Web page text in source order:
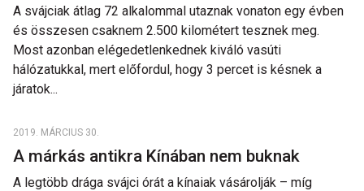
A svájciak átlag 72 alkalommal utaznak vonaton egy évben
és összesen csaknem 2.500 kilométert tesznek meg.
Most azonban elégedetlenkednek kiváló vasúti
hálózatukkal, mert előfordul, hogy 3 percet is késnek a
járatok...
2019. MÁRCIUS 30.
A márkás antikra Kínában nem buknak
A legtöbb drága svájci órát a kínaiak vásárolják – míg